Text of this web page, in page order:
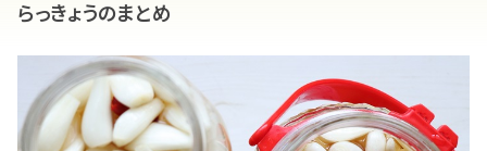
らっきょうのまとめ